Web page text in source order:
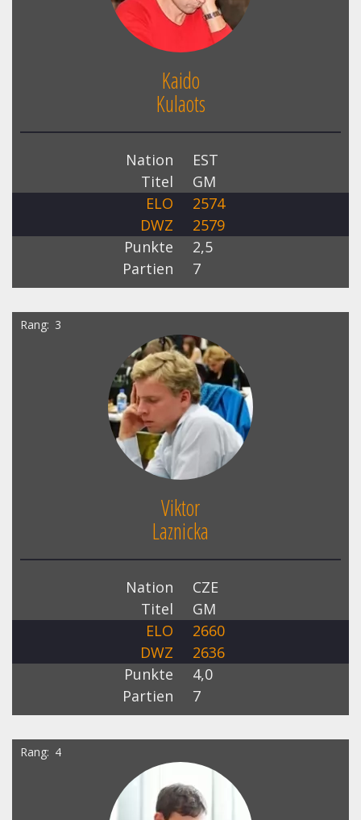
Kaido
Kulaots
Nation
EST
Titel
GM
ELO
2574
DWZ
2579
Punkte
2,5
Partien
7
Rang 3
Viktor
Laznicka
Nation
CZE
Titel
GM
ELO
2660
DWZ
2636
Punkte
4,0
Partien
7
Rang 4